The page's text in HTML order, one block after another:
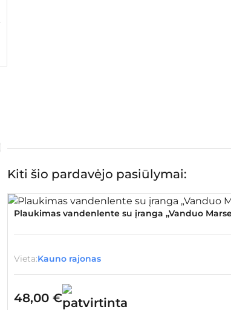
Premjera! Dinozaurai ČIA
Vieta:Vilnius
Kiti šio pardavėjo pasiūlymai:
Plaukimas vandenlente su įranga „Vanduo
Vieta:Kauno rajonas
48,00 €